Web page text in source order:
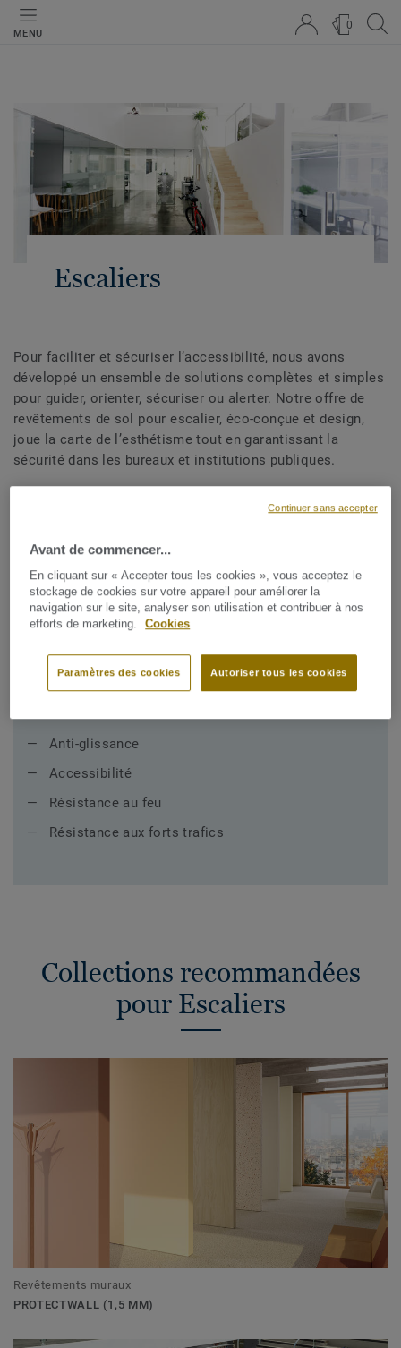
MENU
0
Escaliers
Pour faciliter et sécuriser l’accessibilité, nous avons
développé un ensemble de solutions complètes et simples
pour guider, orienter, sécuriser ou alerter. Notre offre de
revêtements de sol pour escalier, éco-conçue et design,
joue la carte de l’esthétisme tout en garantissant la
sécurité dans les bureaux et institutions publiques.
Principales
exigences
Lors de la conception des produits pour escaliers,
Anti-glissance
Accessibilité
Résistance au feu
Résistance aux forts trafics
Collections recommandées
pour Escaliers
Revêtements muraux
PROTECTWALL (1,5 MM)
Avant de commencer...
En cliquant sur « Accepter tous les cookies », vous acceptez le
stockage de cookies sur votre appareil pour améliorer la
navigation sur le site, analyser son utilisation et contribuer à nos
efforts de marketing.
Cookies
Autoriser tous les cookies
Paramètres des cookies
Continuer sans accepter